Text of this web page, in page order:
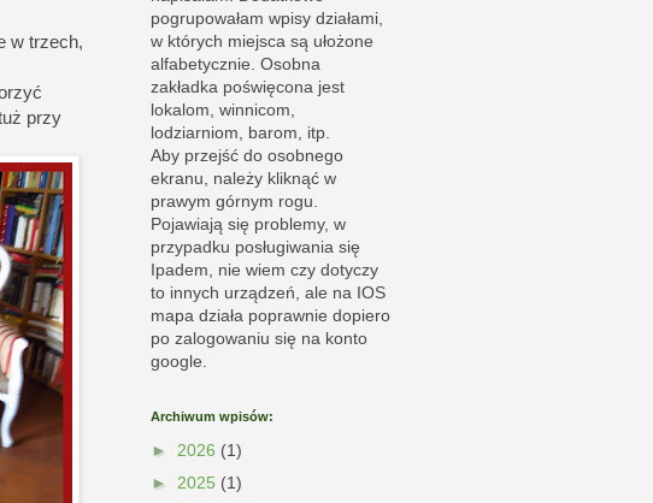
w trzech,
przy
pogrupowałam wpisy działami,
w których miejsca są ułożone
alfabetycznie. Osobna
zakładka poświęcona jest
lokalom, winnicom,
lodziarniom, barom, itp.
Aby przejść do osobnego
ekranu, należy kliknąć w
prawym górnym rogu.
Pojawiają się problemy, w
przypadku posługiwania się
Ipadem, nie wiem czy dotyczy
to innych urządzeń, ale na IOS
mapa działa poprawnie dopiero
po zalogowaniu się na konto
google.
Archiwum wpisów:
► 2026 (1)
► 2025 (1)